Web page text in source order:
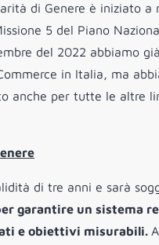
di Genere è iniziato
5 del Piano
del 2022 abbiamo
in Italia, ma
anche per tutte le altre
di tre anni e sarà
garantire un sistema
e obiettivi misurabili.